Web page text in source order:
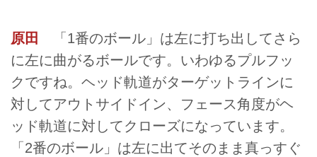
原田
「1番のボール」は左に打ち出してさら
に左に曲がるボールです。いわゆるプルフッ
クですね。ヘッド軌道がターゲットラインに
対してアウトサイドイン、フェース角度がヘ
ッド軌道に対してクローズになっています。
「2番のボール」は左に出てそのまま真っすぐ